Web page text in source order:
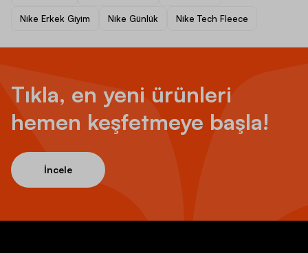
Nike Erkek Giyim Nike Günlük Nike Tech Fleece
Tıkla, en yeni ürünleri
hemen keşfetmeye başla!
İncele